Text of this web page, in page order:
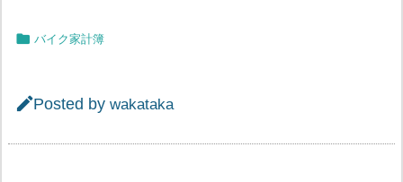
 バイク家計簿
Posted by wakataka